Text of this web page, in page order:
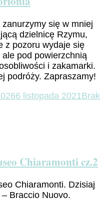
się w mniej
dzielnicę Rzymu,
z pozoru wydaje się
pod powierzchnią
i zakamarki.
podróży. Zapraszamy!
6 listopada 2021Brak
Chiaramonti cz.2
Chiaramonti. Dzisiaj
Braccio Nuovo.